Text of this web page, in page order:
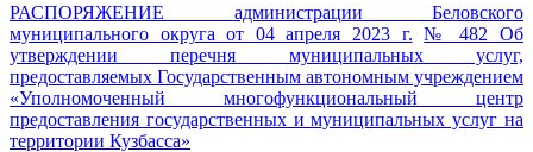
РАСПОРЯЖЕНИЕ администрации Беловского
муниципального округа от 04 апреля 2023 г.
№ 482 Об
утверждении перечня муниципальных услуг,
предоставляемых Государственным автономным учреждением
«Уполномоченный многофункциональный центр
предоставления государственных и муниципальных услуг на
территории Кузбасса»